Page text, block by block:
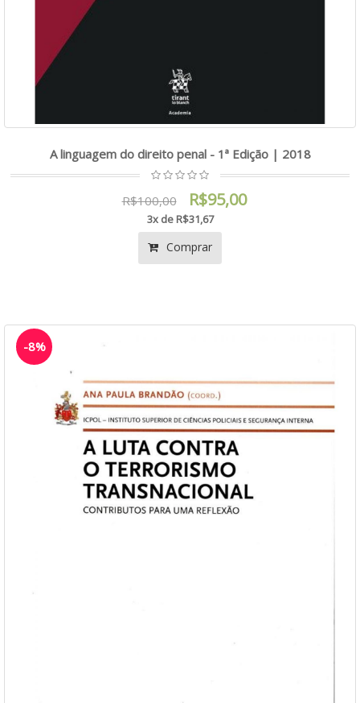
A linguagem do direito penal - 1ª Edição | 2018
R$100,00 R$95,00
3x de R$31,67
Comprar
-8%